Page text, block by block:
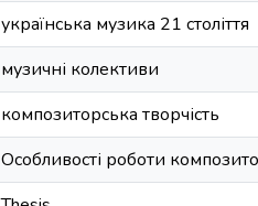
українська музика 21 століття
музичні колективи
композиторська творчість
Особливості роботи